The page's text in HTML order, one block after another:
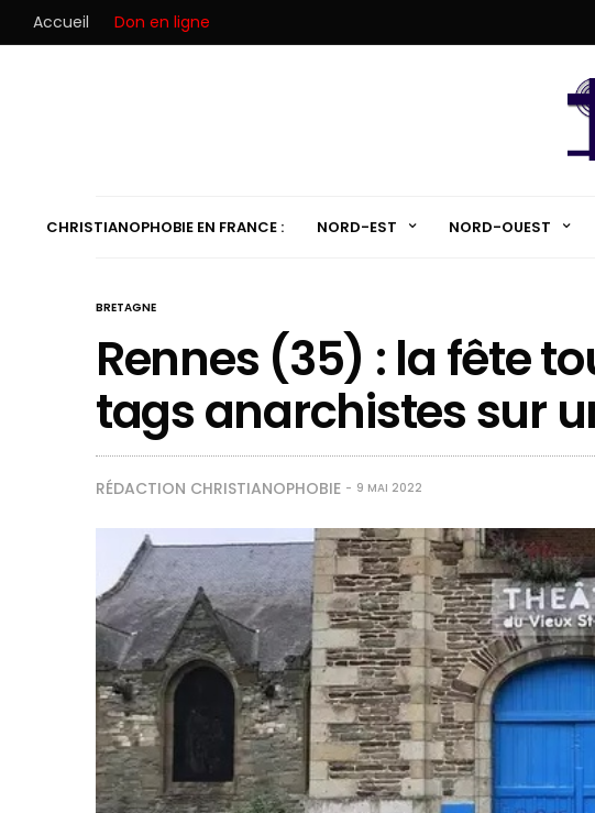
Accueil Don en ligne
CHRISTIANOPHOBIE EN FRANCE : NORD-EST NORD-OUEST
BRETAGNE
Rennes (35) : la fête
tags anarchistes sur
RÉDACTION CHRISTIANOPHOBIE 9 MAI 2022